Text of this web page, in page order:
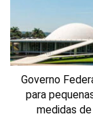
Governo
para
medidas